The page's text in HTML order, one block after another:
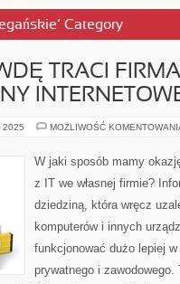
Category
TRACI
2025 MOŻLIWOŚĆ
W jaki sposób mamy
z IT we własnej firmie?
dziedziną, która wręcz
komputerów i innych
funkcjonować dużo lepiej
prywatnego i